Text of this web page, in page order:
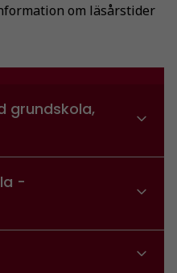
om läsårstider
grundskola,
-